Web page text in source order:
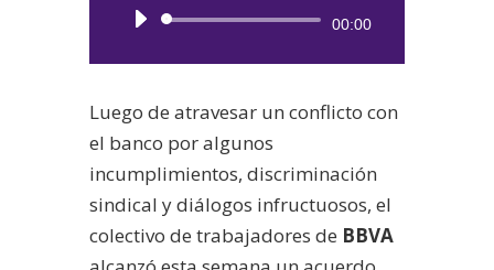
Reproductor
00:00
Luego de atravesar un conflicto con
el banco por algunos
incumplimientos, discriminación
sindical y diálogos infructuosos, el
colectivo de trabajadores de BBVA